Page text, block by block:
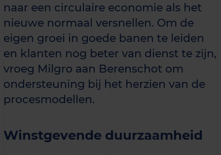
naar een circulaire economie als het
nieuwe normaal versnellen. Om de
eigen groei in goede banen te leiden
en klanten nog beter van dienst te zijn,
vroeg Milgro aan Berenschot om
ondersteuning bij het herzien van de
procesmodellen.
Winstgevende duurzaamheid